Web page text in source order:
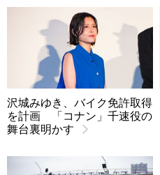
沢城みゆき、バイク免許取得
を計画 「コナン」千速役の
舞台裏明かす